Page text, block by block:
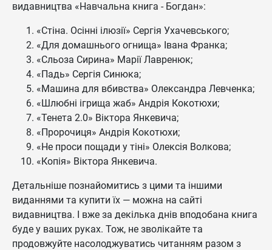
видавництва «Навчальна книга - Богдан»:
«Стіна. Осінні ілюзії» Сергія Ухачевського;
«Для домашнього огнища» Івана Франка;
«Сльоза Сирина» Марії Лавренюк;
«Падь» Сергія Синюка;
«Машина для вбивства» Олександра Левченка;
«Шлюбні ігрища жаб» Андрія Кокотюхи;
«Тенета 2.0» Віктора Янкевича;
«Пророчиця» Андрія Кокотюхи;
«Не проси пощади у тіні» Олексія Волкова;
«Копія» Віктора Янкевича.
Детальніше познайомитись з цими та іншими
виданнями та купити їх — можна на сайті
видавництва. І вже за декілька днів вподобана книга
буде у ваших руках. Тож, не зволікайте та
продовжуйте насолоджуватись читанням разом з